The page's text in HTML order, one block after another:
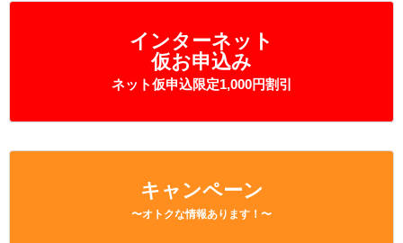
インターネット
仮お申込み
ネット仮申込限定1,000円割引
キャンペーン
〜オトクな情報あります！〜